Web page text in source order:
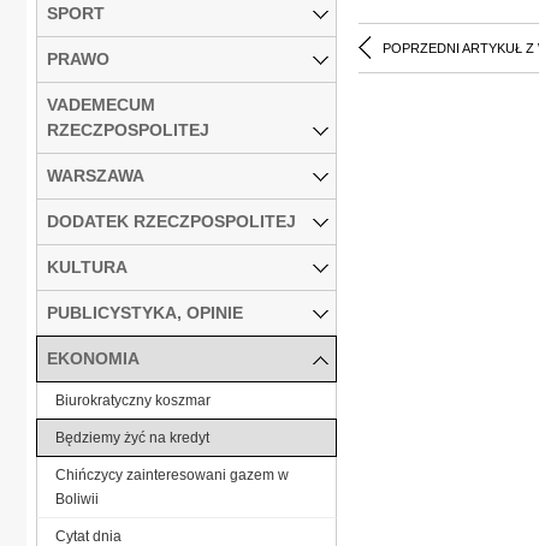
POPRZEDNI ARTYKUŁ Z
SPORT
PRAWO
VADEMECUM
RZECZPOSPOLITEJ
WARSZAWA
DODATEK RZECZPOSPOLITEJ
KULTURA
PUBLICYSTYKA, OPINIE
EKONOMIA
Biurokratyczny koszmar
Będziemy żyć na kredyt
Chińczycy zainteresowani gazem w
Boliwii
Cytat dnia